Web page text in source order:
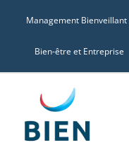
Management Bienveillant
Bien-être et Entreprise